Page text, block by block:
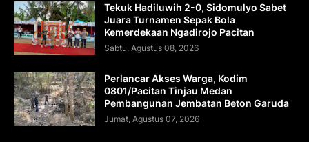
Tekuk Hadiluwih 2-0, Sidomulyo Sabet
Juara Turnamen Sepak Bola
Kemerdekaan Ngadirojo Pacitan
Sabtu, Agustus 08, 2026
Perlancar Akses Warga, Kodim
0801/Pacitan Tinjau Medan
Pembangunan Jembatan Beton Garuda
Jumat, Agustus 07, 2026